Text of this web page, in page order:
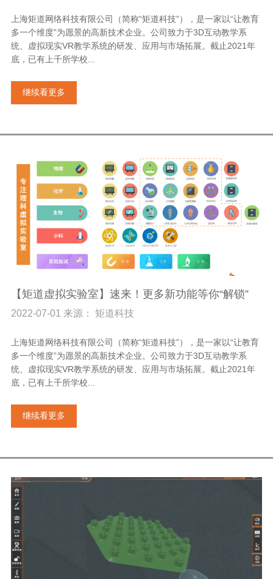
上海矩道网络科技有限公司（简称“矩道科技”），是一家以“让教育
多一个维度”为愿景的高新技术企业。公司致力于3D互动教学系
统、虚拟现实VR教学系统的研发、应用与市场拓展。截止2021年
底，已有上千所学校...
继续看更多
【矩道虚拟实验室】速来！更多新功能等你“解锁”
2022-07-01 来源： 矩道科技
上海矩道网络科技有限公司（简称“矩道科技”），是一家以“让教育
多一个维度”为愿景的高新技术企业。公司致力于3D互动教学系
统、虚拟现实VR教学系统的研发、应用与市场拓展。截止2021年
底，已有上千所学校...
继续看更多